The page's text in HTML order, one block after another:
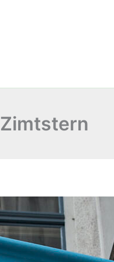
Zimtstern